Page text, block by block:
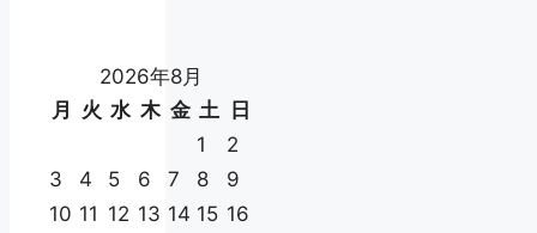
2026年8月
月
火 水 木 金 土
日
1
2
3
4 5 6 7 8
9
10 11 12 13 14 15 16